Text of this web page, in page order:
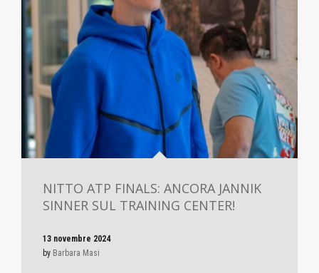
NITTO ATP FINALS: ANCORA JANNIK
SINNER SUL TRAINING CENTER!
13 novembre 2024
by Barbara Masi